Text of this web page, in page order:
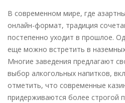
В современном мире, где
онлайн-формат, традиция
постепенно уходит в прошлое.
еще можно встретить в
Многие заведения предлагают
выбор алкогольных напитков,
отметить, что современные
придерживаются более строгой